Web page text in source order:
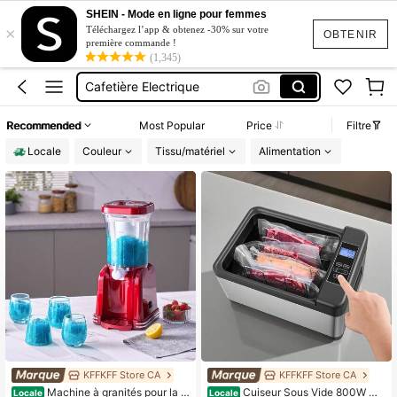
OBTENIR
×
SHEIN - Mode en ligne pour femmes
Téléchargez l’app & obtenez -30% sur votre
première commande !
(1,345)
Machine à Slush
Machine A Slush
Frigo
Cafetière Electrique
Recommended Most Popular Price
Filtre
Locale
Couleur Tissu/matériel Alimentation
KFFKFF Store CA
Locale Machine à granités pour la m
KFFKFF Store CA
Locale Cuiseur Sous Vide 800W Ma